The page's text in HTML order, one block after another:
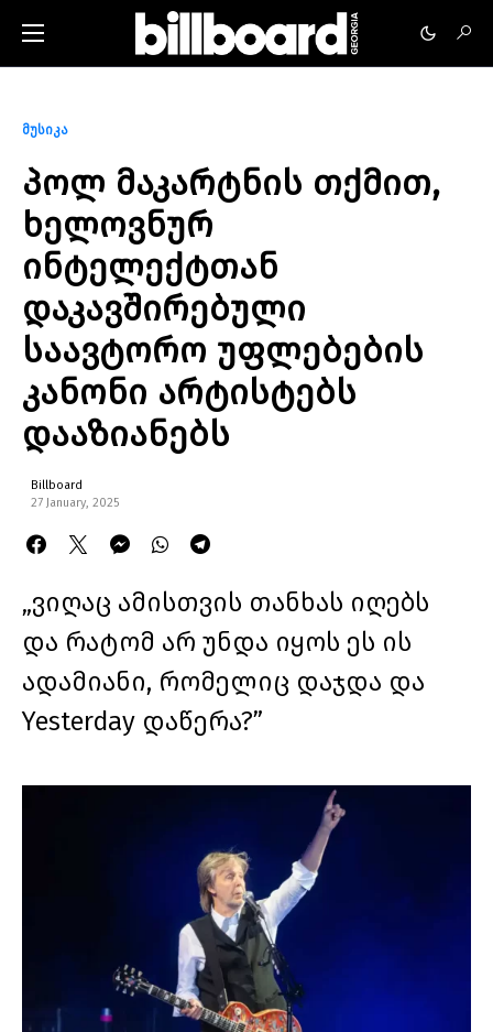
მუსიკა
პოლ მაკარტნის თქმით,
ხელოვნურ
ინტელექტთან
დაკავშირებული
საავტორო უფლებების
კანონი არტისტებს
დააზიანებს
Billboard
27 January, 2025
„ვიღაც ამისთვის თანხას იღებს
და რატომ არ უნდა იყოს ეს ის
ადამიანი, რომელიც დაჯდა და
Yesterday დაწერა?”